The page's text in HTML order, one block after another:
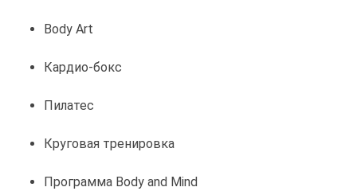
Body Art
Кардио-бокс
Пилатес
Круговая тренировка
Программа Body and Mind